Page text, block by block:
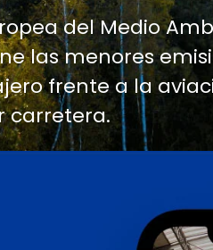
del Medio
las menores
frente a la
carretera.